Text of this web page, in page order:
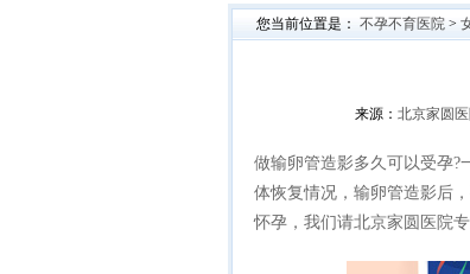
您当前位置是： 不孕不育医院 >
来源： 北京家圆
做输卵管造影多久可以受孕?
体恢复情况，输卵管造影后
怀孕，我们请北京家圆医院专